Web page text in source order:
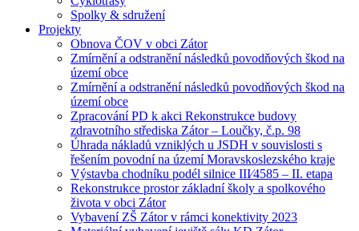
Spolky & sdružení
Projekty
Obnova ČOV v obci Zátor
Zmírnění a odstranění následků povodňových škod na
území obce
Zmírnění a odstranění následků povodňových škod na
území obce
Zpracování PD k akci Rekonstrukce budovy
zdravotního střediska Zátor – Loučky, č.p. 98
Úhrada nákladů vzniklých u JSDH v souvislosti s
řešením povodní na území Moravskoslezského kraje
Výstavba chodníku podél silnice III⁄4585 – II. etapa
Rekonstrukce prostor základní školy a spolkového
života v obci Zátor
Vybavení ZŠ Zátor v rámci konektivity 2023